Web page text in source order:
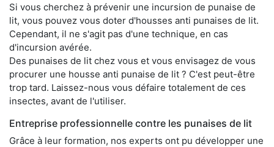
Si vous cherchez à prévenir une incursion de punaise de
lit, vous pouvez vous doter d'housses anti punaises de lit.
Cependant, il ne s'agit pas d'une technique, en cas
d'incursion avérée.
Des punaises de lit chez vous et vous envisagez de vous
procurer une housse anti punaise de lit ? C'est peut-être
trop tard. Laissez-nous vous défaire totalement de ces
insectes, avant de l'utiliser.
Entreprise professionnelle contre les punaises de lit
Grâce à leur formation, nos experts ont pu développer une